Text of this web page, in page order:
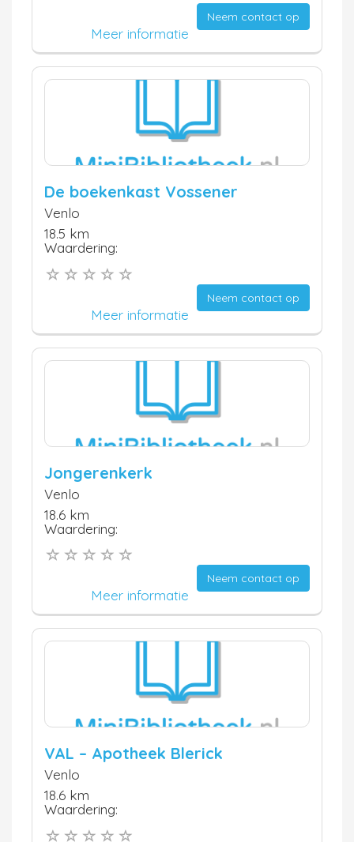
Neem contact op
Meer informatie
De boekenkast Vossener
Venlo
18.5 km
Waardering:
Neem contact op
Meer informatie
Jongerenkerk
Venlo
18.6 km
Waardering:
Neem contact op
Meer informatie
VAL – Apotheek Blerick
Venlo
18.6 km
Waardering: